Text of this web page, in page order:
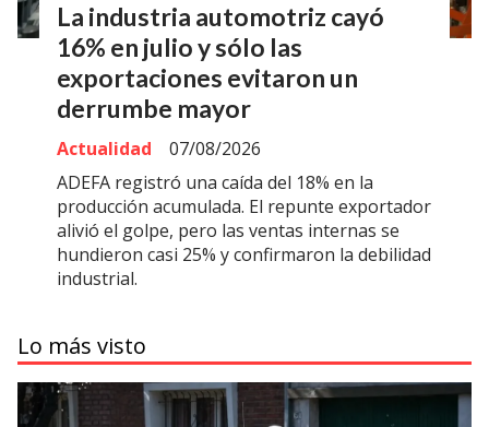
La industria automotriz cayó
16% en julio y sólo las
exportaciones evitaron un
derrumbe mayor
Actualidad
07/08/2026
ADEFA registró una caída del 18% en la
producción acumulada. El repunte exportador
alivió el golpe, pero las ventas internas se
hundieron casi 25% y confirmaron la debilidad
industrial.
Lo más visto